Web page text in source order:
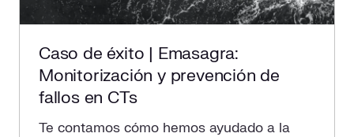
Caso de éxito | Emasagra:
Monitorización y prevención de
fallos en CTs
Te contamos cómo hemos ayudado a la